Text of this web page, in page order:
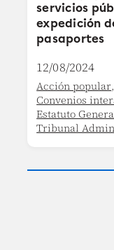
servicios
expedición
pasaportes
12/08/2024
Acción popular,
Convenios
Estatuto
Tribunal